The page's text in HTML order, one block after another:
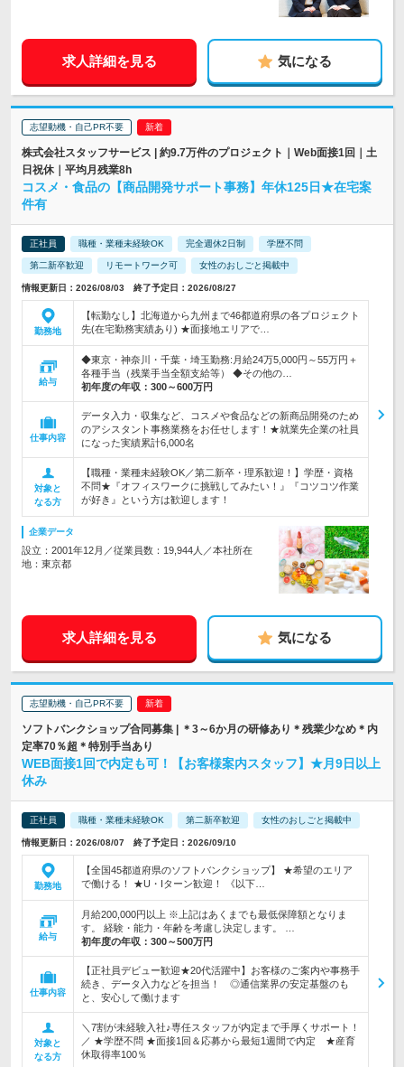
求人詳細を見る 気になる
志望動機・自己PR不要
株式会社スタッフサービス | 約9.7万件のプロジェクト｜Web面接1回｜土
日祝休｜平均月残業8h
コスメ・食品の【商品開発サポート事務】年休125日★在宅案
件有
正社員 職種・業種未経験OK 完全週休2日制 学歴不問
第二新卒歓迎 リモートワーク可 女性のおしごと掲載中
情報更新日：2026/08/03 終了予定日：2026/08/27
勤務地
【転勤なし】北海道から九州まで46都道府県の各プロジェクト
先(在宅勤務実績あり) ★面接地エリアで…
給与
◆東京・神奈川・千葉・埼玉勤務:月給24万5,000円～55万円＋
各種手当（残業手当全額支給等） ◆その他の…
初年度の年収： 300～600万円
仕事内容
データ入力・収集など、コスメや食品などの新商品開発のため
のアシスタント事務業務をお任せします！★就業先企業の社員
になった実績累計6,000名
対象と
なる方
【職種・業種未経験OK／第二新卒・理系歓迎！】学歴・資格
不問★『オフィスワークに挑戦してみたい！』『コツコツ作業
が好き』という方は歓迎します！
企業データ
設立：2001年12月／従業員数：19,944人／本社所在
地：東京都
求人詳細を見る 気になる
志望動機・自己PR不要
ソフトバンクショップ合同募集 | ＊3～6か月の研修あり＊残業少なめ＊内
定率70％超＊特別手当あり
WEB面接1回で内定も可！【お客様案内スタッフ】★月9日以上
休み
正社員 職種・業種未経験OK 第二新卒歓迎 女性のおしごと掲載中
情報更新日：2026/08/07 終了予定日：2026/09/10
勤務地
【全国45都道府県のソフトバンクショップ】 ★希望のエリア
で働ける！ ★U・Iターン歓迎！ 《以下…
給与
月給200,000円以上 ※上記はあくまでも最低保障額となりま
す。 経験・能力・年齢を考慮し決定します。 …
初年度の年収： 300～500万円
仕事内容
【正社員デビュー歓迎★20代活躍中】お客様のご案内や事務手
続き、データ入力などを担当！ ◎通信業界の安定基盤のも
と、安心して働けます
対象と
なる方
＼7割が未経験入社♪専任スタッフが内定まで手厚くサポート！
／ ★学歴不問 ★面接1回＆応募から最短1週間で内定 ★産育
休取得率100％